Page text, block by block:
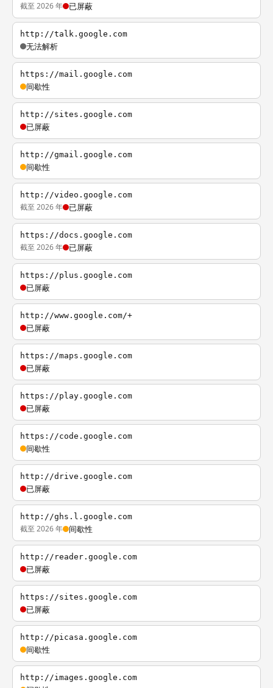
截至 2026 年 已屏蔽
http://talk.google.com
无法解析
https://mail.google.com
间歇性
http://sites.google.com
已屏蔽
http://gmail.google.com
间歇性
http://video.google.com
截至 2026 年 已屏蔽
https://docs.google.com
截至 2026 年 已屏蔽
https://plus.google.com
已屏蔽
http://www.google.com/+
已屏蔽
https://maps.google.com
已屏蔽
https://play.google.com
已屏蔽
https://code.google.com
间歇性
http://drive.google.com
已屏蔽
http://ghs.l.google.com
截至 2026 年 间歇性
http://reader.google.com
已屏蔽
https://sites.google.com
已屏蔽
http://picasa.google.com
间歇性
http://images.google.com